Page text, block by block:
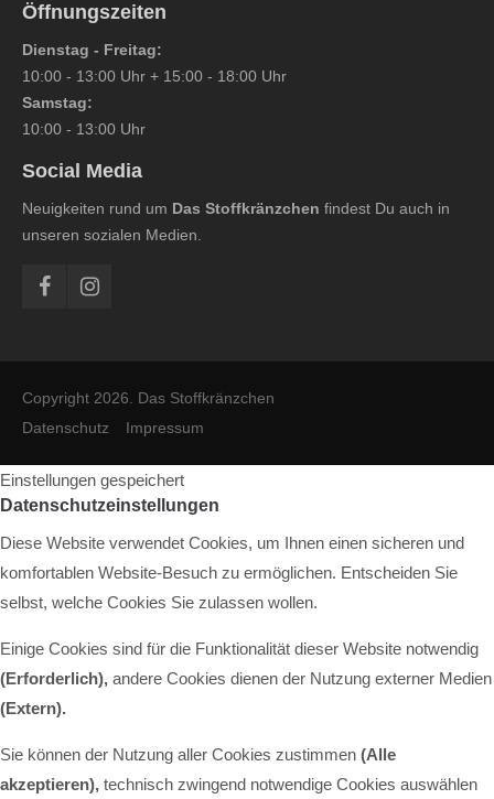
Öffnungszeiten
Dienstag - Freitag:
10:00 - 13:00 Uhr + 15:00 - 18:00 Uhr
Samstag:
10:00 - 13:00 Uhr
Social Media
Neuigkeiten rund um Das Stoffkränzchen findest Du auch in
unseren sozialen Medien.
Copyright 2026. Das Stoffkränzchen
Datenschutz
Impressum
Einstellungen gespeichert
Datenschutzeinstellungen
Diese Website verwendet Cookies, um Ihnen einen sicheren und
komfortablen Website-Besuch zu ermöglichen. Entscheiden Sie
selbst, welche Cookies Sie zulassen wollen.
Einige Cookies sind für die Funktionalität dieser Website notwendig
(Erforderlich), andere Cookies dienen der Nutzung externer Medien
(Extern).
Sie können der Nutzung aller Cookies zustimmen (Alle
akzeptieren), technisch zwingend notwendige Cookies auswählen